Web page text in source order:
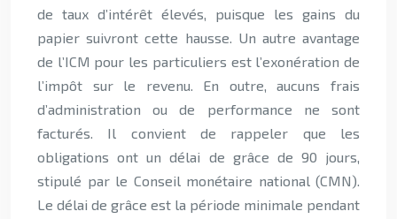
de taux d’intérêt élevés, puisque les gains du
papier suivront cette hausse. Un autre avantage
de l’ICM pour les particuliers est l’exonération de
l’impôt sur le revenu. En outre, aucuns frais
d’administration ou de performance ne sont
facturés. Il convient de rappeler que les
obligations ont un délai de grâce de 90 jours,
stipulé par le Conseil monétaire national (CMN).
Le délai de grâce est la période minimale pendant